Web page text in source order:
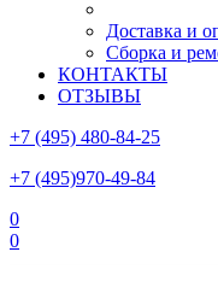
Доставка и
Сборка и
КОНТАКТЫ
ОТЗЫВЫ
+7 (495) 480-84-25
+7 (495)970-49-84
0
0